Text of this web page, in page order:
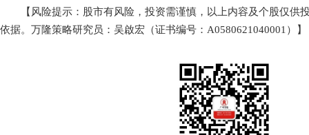
【风险提示：股市有风险，投资需谨慎，以上内容及个股仅供
依据。万隆策略研究员：吴啟宏（证书编号：A0580621040001）】